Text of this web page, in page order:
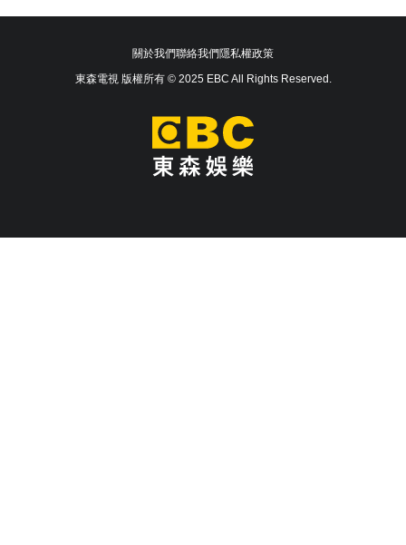
關於我們聯絡我們隱私權政策
東森電視 版權所有 © 2025 EBC All Rights Reserved.